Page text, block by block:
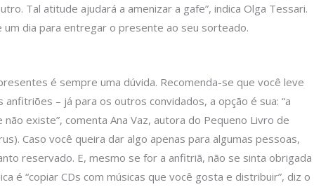
Tal atitude ajudará a amenizar a gafe”, indica Olga Tessari.
um dia para entregar o presente ao seu sorteado.
é sempre uma dúvida. Recomenda-se que você leve
anfitriões – já para os outros convidados, a opção é sua: “a
existe”, comenta Ana Vaz, autora do Pequeno Livro de
Caso você queira dar algo apenas para algumas pessoas,
reservado. E, mesmo se for a anfitriã, não se sinta obrigada
é “copiar CDs com músicas que você gosta e distribuir”, diz o